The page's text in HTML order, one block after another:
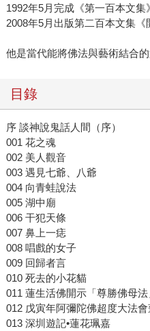
1992年5月完成《第一百本文集
2008年5月出版第二百本文集《
他是當代能將佛法與藝術結合
目錄
序 談神說鬼話人間（序）
001 花之魂
002 美人觀音
003 遇見七爺、八爺
004 向青蛙說法
005 湖中廟
006 干犯天條
007 鼻上一痣
008 唱戲的女子
009 回歸者言
010 死去的小花貓
011 蓮生活佛開示「尊勝佛母法
012 戊寅年阿彌陀佛超度大法
013 深圳遊記•蓮花珮嘉